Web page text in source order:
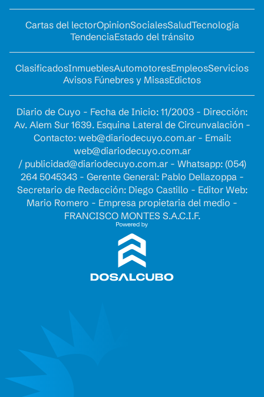
Cartas del lectorOpinionSocialesSaludTecnología
TendenciaEstado del tránsito
ClasificadosInmueblesAutomotoresEmpleosServicios
Avisos Fúnebres y MisasEdictos
Diario de Cuyo - Fecha de Inicio: 11/2003 - Dirección:
Av. Alem Sur 1639. Esquina Lateral de Circunvalación -
Contacto: web@diariodecuyo.com.ar- Email:
web@diariodecuyo.com.ar
/ publicidad@diariodecuyo.com.ar- Whatsapp: (054)
264 5045343 - Gerente General: Pablo Dellazoppa -
Secretario de Redacción: Diego Castillo - Editor Web:
Mario Romero - Empresa propietaria del medio -
FRANCISCO MONTES S.A.C.I.F.